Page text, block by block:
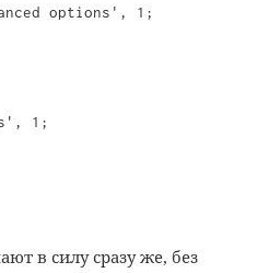
options', 1;
1;
в силу сразу же, без